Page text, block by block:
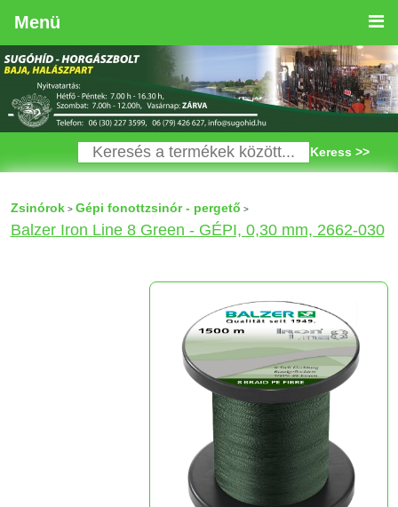
Menü
Keress >>
Zsinórok> Gépi fonottzsinór - pergető >
Balzer Iron Line 8 Green - GÉPI, 0,30 mm, 2662-030